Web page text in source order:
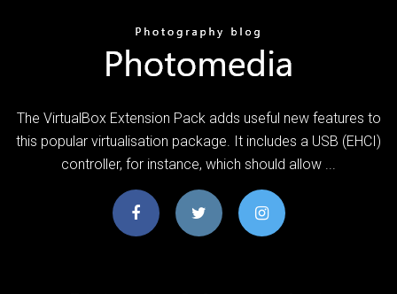
The VirtualBox Extension Pack adds useful new features to
this popular virtualisation package. It includes a USB (EHCI)
controller, for instance, which should allow ...